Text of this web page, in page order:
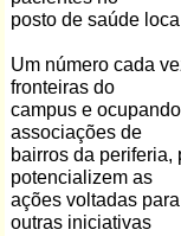
posto de saúde
Um número cada
fronteiras do
campus e
associações de
bairros da periferia,
potencializem as
ações voltadas
outras iniciativas